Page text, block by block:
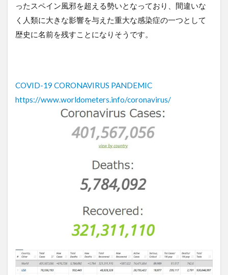
ったスペイン風邪を超える勢いとなっており、間違いな
く人類に大きな影響を与えた重大な感染症の一つとして
歴史に名前を残すことになりそうです。
COVID-19 CORONAVIRUS PANDEMIC
https://www.worldometers.info/coronavirus/